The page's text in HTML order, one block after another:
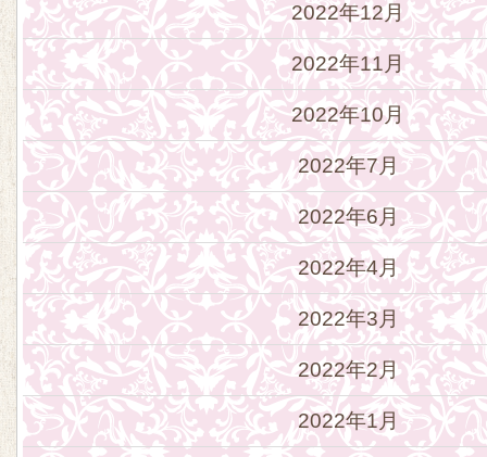
2022年12月
2022年11月
2022年10月
2022年7月
2022年6月
2022年4月
2022年3月
2022年2月
2022年1月